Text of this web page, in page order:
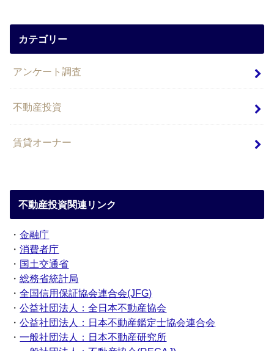
カテゴリー
アンケート調査
不動産投資
賃貸オーナー
不動産投資関連リンク
・金融庁
・消費者庁
・ 国土交通省
・総務省統計局
・全国信用保証協会連合会(JFG)
・公益社団法人：全日本不動産協会
・公益社団法人：日本不動産鑑定士協会連合会
・一般社団法人：日本不動産研究所